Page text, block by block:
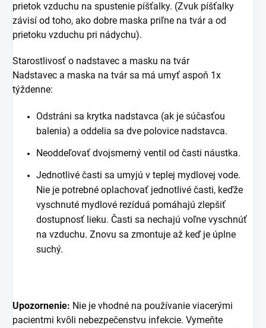
prietok vzduchu na spustenie píšťalky. (Zvuk píšťalky
závisí od toho, ako dobre maska priľne na tvár a od
prietoku vzduchu pri nádychu).
Starostlivosť o nadstavec a masku na tvár
Nadstavec a maska na tvár sa má umyť aspoň 1x
týždenne:
Odstráni sa krytka nadstavca (ak je súčasťou
balenia) a oddelia sa dve polovice nadstavca.
Neoddeľovať dvojsmerný ventil od časti náustka.
Jednotlivé časti sa umyjú v teplej mydlovej vode.
Nie je potrebné oplachovať jednotlivé časti, keďže
vyschnuté mydlové rezíduá pomáhajú zlepšiť
dostupnosť lieku. Časti sa nechajú voľne vyschnúť
na vzduchu. Znovu sa zmontuje až keď je úplne
suchý.
Upozornenie: Nie je vhodné na používanie viacerými
pacientmi kvôli nebezpečenstvu infekcie. Vymeňte